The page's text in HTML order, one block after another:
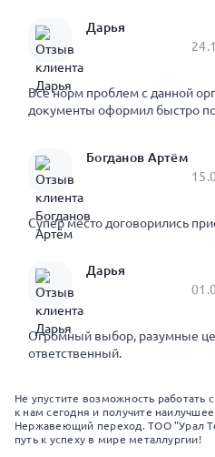
Дарья
Все норм проблем с данной
документы оформил быстро
Богданов Артём
Супер место договорились
Дарья
Огромный выбор, разумные
ответственный.
Не упустите возможность работать
к нам сегодня и получите
Нержавеющий переход. ТОО "Урал
путь к успеху в мире металлургии!